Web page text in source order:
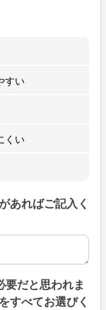
すい
くい
あればご記入く
あればご記入くだ
要だと思われま
すべてお選びく